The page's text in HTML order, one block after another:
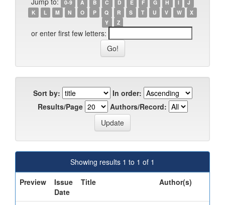
0-9 A B C D E F G H I
J
K
L M N O P Q R S T U V W
X
Y
Z
or enter first few letters:
Sort by:
In order:
Results/Page
Authors/Record:
Showing results 1 to 1 of 1
Preview
Issue
Date
Title Author(s)